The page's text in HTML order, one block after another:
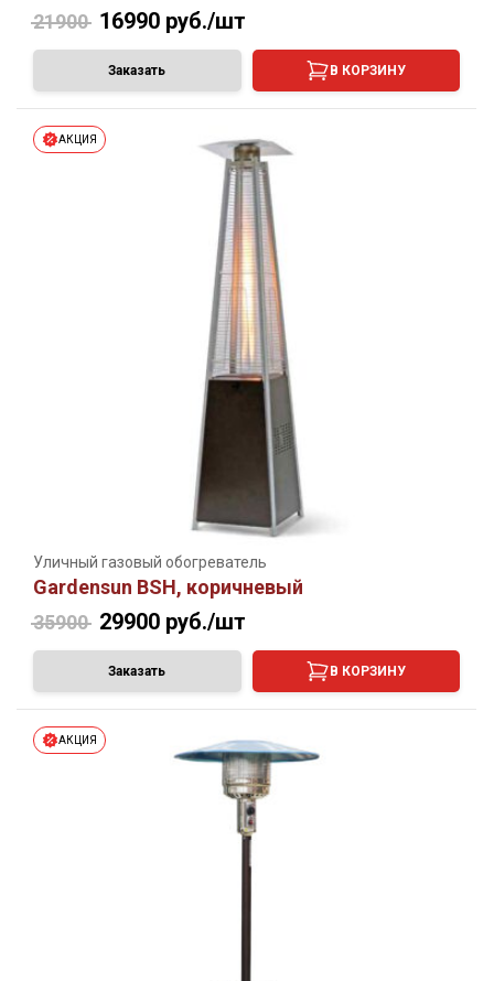
21900 16990 руб./шт
Заказать В КОРЗИНУ
АКЦИЯ
Уличный газовый обогреватель
Gardensun BSH, коричневый
35900 29900 руб./шт
Заказать В КОРЗИНУ
АКЦИЯ